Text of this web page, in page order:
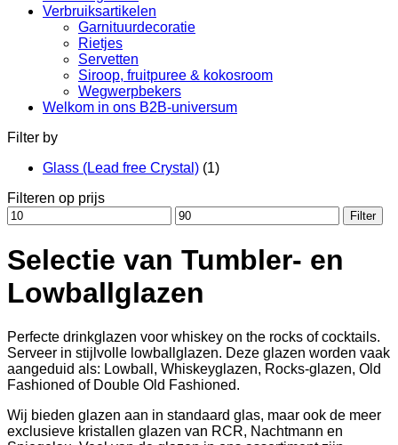
Verbruiksartikelen
Garnituurdecoratie
Rietjes
Servetten
Siroop, fruitpuree & kokosroom
Wegwerpbekers
Welkom in ons B2B-universum
Filter by
Glass (Lead free Crystal) (1)
Filteren op prijs
Min.
prijs
Max.
prijs
Filter
Selectie van Tumbler- en
Lowballglazen
Perfecte drinkglazen voor whiskey on the rocks of cocktails.
Serveer in stijlvolle lowballglazen. Deze glazen worden vaak
aangeduid als: Lowball, Whiskeyglazen, Rocks-glazen, Old
Fashioned of Double Old Fashioned.
Wij bieden glazen aan in standaard glas, maar ook de meer
exclusieve kristallen glazen van RCR, Nachtmann en